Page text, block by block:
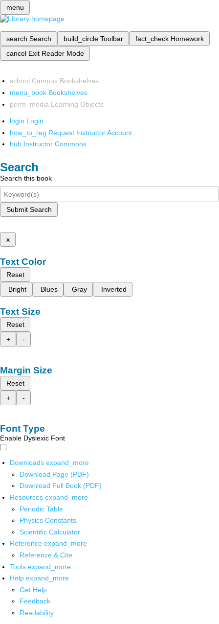
menu
search Search build_circle Toolbar fact_check Homework
cancel Exit Reader Mode
school Campus Bookshelves
menu_book Bookshelves
perm_media Learning Objects
login Login
how_to_reg Request Instructor Account
hub Instructor Commons
Search
Search this book
Submit Search
x
Text Color
Reset
Bright
Blues Gray Inverted
Text Size
Reset
+
-
Margin Size
Reset
+
-
Font Type
Enable Dyslexic Font
Downloads expand_more
Download Page (PDF)
Download Full Book (PDF)
Resources expand_more
Periodic Table
Physics Constants
Scientific Calculator
Reference expand_more
Reference & Cite
Tools expand_more
Help expand_more
Get Help
Feedback
Readability